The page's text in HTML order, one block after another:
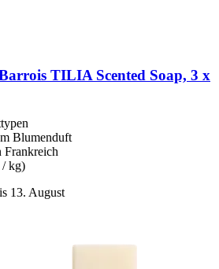
TILIA Scented Soap, 3 x
Blumenduft
Frankreich
/ kg)
13. August